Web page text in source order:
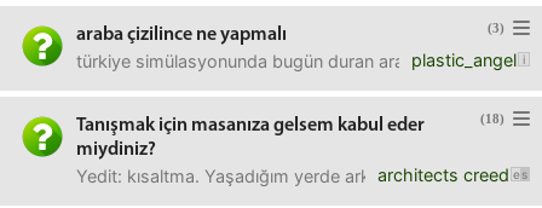
(3)
araba çizilince ne yapmalı
plastic_angel
türkiye simülasyonunda bugün duran arabanın kaldırım
(18)
Tanışmak için masanıza gelsem kabul eder
miydiniz?
architects creed
Yedit: kısaltma. Yaşadığım yerde arkadaşım yok ve